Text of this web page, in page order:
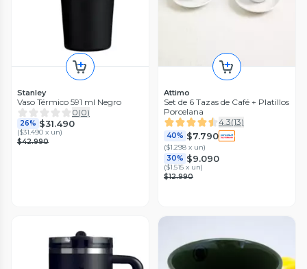
Stanley
Vaso Térmico 591 ml Negro
0(0)
26% $31.490
($31.490 x un)
$42.990
Attimo
Set de 6 Tazas de Café + Platillos
Porcelana
4.3(13)
40% $7.790
($1.298 x un)
30% $9.090
($1.515 x un)
$12.990